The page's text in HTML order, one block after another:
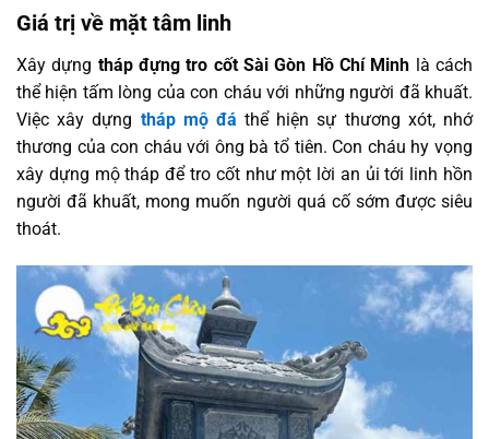
Giá trị về mặt tâm linh
Xây dựng tháp đựng tro cốt Sài Gòn Hồ Chí Minh là cách
thể hiện tấm lòng của con cháu với những người đã khuất.
Việc xây dựng tháp mộ đá thể hiện sự thương xót, nhớ
thương của con cháu với ông bà tổ tiên. Con cháu hy vọng
xây dựng mộ tháp để tro cốt như một lời an ủi tới linh hồn
người đã khuất, mong muốn người quá cố sớm được siêu
thoát.